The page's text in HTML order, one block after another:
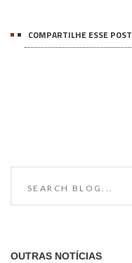
COMPARTILHE ESSE POST
OUTRAS NOTÍCIAS